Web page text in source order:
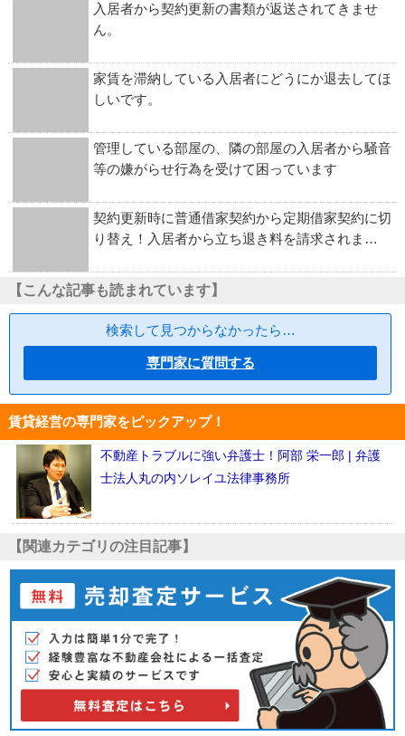
入居者から契約更新の書類が返送されてきませ
ん。
家賃を滞納している入居者にどうにか退去してほ
しいです。
管理している部屋の、隣の部屋の入居者から騒音
等の嫌がらせ行為を受けて困っています
契約更新時に普通借家契約から定期借家契約に切
り替え！入居者から立ち退き料を請求されま…
【こんな記事も読まれています】
検索して見つからなかったら…
専門家に質問する
賃貸経営の専門家をピックアップ！
不動産トラブルに強い弁護士！阿部 栄一郎 | 弁護
士法人丸の内ソレイユ法律事務所
【関連カテゴリの注目記事】